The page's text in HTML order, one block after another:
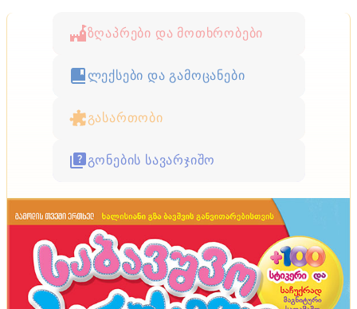
ზღაპრები და მოთხრობები
ლექსები და გამოცანები
გასართობი
გონების სავარჯიშო